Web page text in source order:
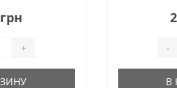
к когтям
такими
+
цветочный
остаются ми..
-
В